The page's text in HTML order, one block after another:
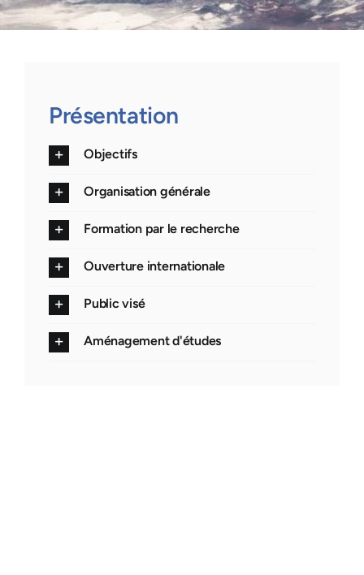
Présentation
Objectifs
Organisation générale
Formation par le recherche
Ouverture internationale
Public visé
Aménagement d'études